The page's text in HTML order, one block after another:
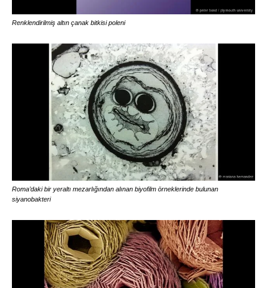
Renklendirilmiş altın çanak bitkisi poleni
Roma’daki bir yeraltı mezarlığından alınan biyofilm örneklerinde bulunan
siyanobakteri